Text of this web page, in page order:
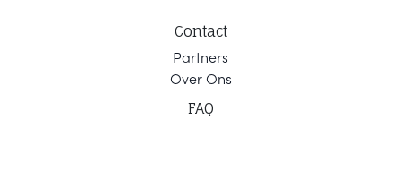
Contact
Partners
Over Ons
FAQ